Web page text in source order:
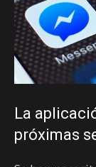
La
próximas